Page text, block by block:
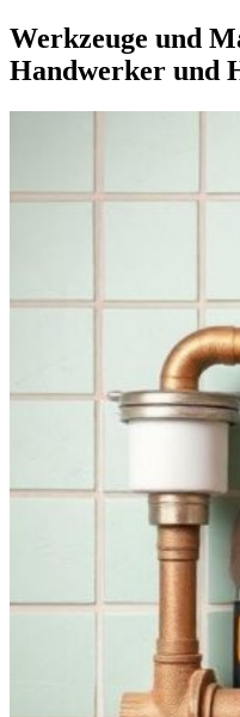
Werkzeuge und
Handwerker und